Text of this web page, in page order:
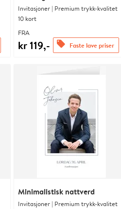
Invitasjoner | Premium trykk-kvalitet
10 kort
FRA
kr 119,- offers Faste lave priser
Minimalistisk nattverd
Invitasjoner | Premium trykk-kvalitet